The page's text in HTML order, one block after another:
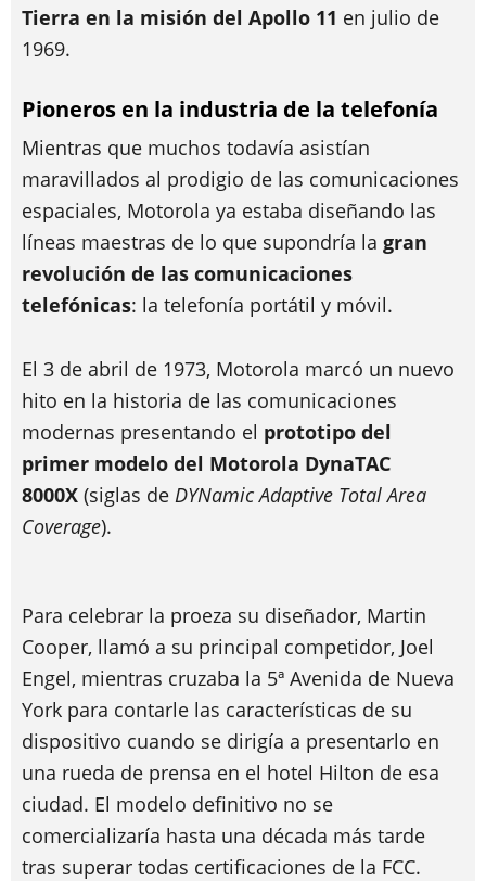
Tierra en la misión del Apollo 11 en julio de
1969.
Pioneros en la industria de la telefonía
Mientras que muchos todavía asistían
maravillados al prodigio de las comunicaciones
espaciales, Motorola ya estaba diseñando las
líneas maestras de lo que supondría la gran
revolución de las comunicaciones
telefónicas: la telefonía portátil y móvil.
El 3 de abril de 1973, Motorola marcó un nuevo
hito en la historia de las comunicaciones
modernas presentando el prototipo del
primer modelo del Motorola DynaTAC
8000X (siglas de DYNamic Adaptive Total Area
Coverage).
Para celebrar la proeza su diseñador, Martin
Cooper, llamó a su principal competidor, Joel
Engel, mientras cruzaba la 5ª Avenida de Nueva
York para contarle las características de su
dispositivo cuando se dirigía a presentarlo en
una rueda de prensa en el hotel Hilton de esa
ciudad. El modelo definitivo no se
comercializaría hasta una década más tarde
tras superar todas certificaciones de la FCC.